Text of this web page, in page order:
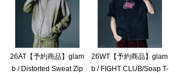
26AT【予約商品】glam
b / Distorted Sweat Zip
26WT【予約商品】glam
b / FIGHT CLUB/Soap T-